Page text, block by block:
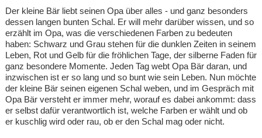
Der kleine Bär liebt seinen Opa über alles - und ganz besonders
dessen langen bunten Schal. Er will mehr darüber wissen, und so
erzählt im Opa, was die verschiedenen Farben zu bedeuten
haben: Schwarz und Grau stehen für die dunklen Zeiten in seinem
Leben, Rot und Gelb für die fröhlichen Tage, der silberne Faden für
ganz besondere Momente. Jeden Tag webt Opa Bär daran, und
inzwischen ist er so lang und so bunt wie sein Leben. Nun möchte
der kleine Bär seinen eigenen Schal weben, und im Gespräch mit
Opa Bär versteht er immer mehr, worauf es dabei ankommt: dass
er selbst dafür verantwortlich ist, welche Farben er wählt und ob
er kuschlig wird oder rau, ob er den Schal mag oder nicht.